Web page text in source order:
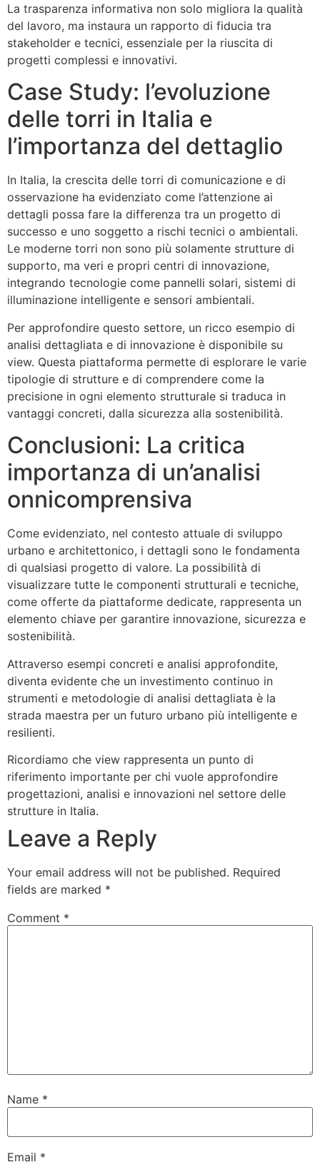
La trasparenza informativa non solo migliora la qualità
del lavoro, ma instaura un rapporto di fiducia tra
stakeholder e tecnici, essenziale per la riuscita di
progetti complessi e innovativi.
Case Study: l’evoluzione
delle torri in Italia e
l’importanza del dettaglio
In Italia, la crescita delle torri di comunicazione e di
osservazione ha evidenziato come l’attenzione ai
dettagli possa fare la differenza tra un progetto di
successo e uno soggetto a rischi tecnici o ambientali.
Le moderne torri non sono più solamente strutture di
supporto, ma veri e propri centri di innovazione,
integrando tecnologie come pannelli solari, sistemi di
illuminazione intelligente e sensori ambientali.
Per approfondire questo settore, un ricco esempio di
analisi dettagliata e di innovazione è disponibile su
view. Questa piattaforma permette di esplorare le varie
tipologie di strutture e di comprendere come la
precisione in ogni elemento strutturale si traduca in
vantaggi concreti, dalla sicurezza alla sostenibilità.
Conclusioni: La critica
importanza di un’analisi
onnicomprensiva
Come evidenziato, nel contesto attuale di sviluppo
urbano e architettonico, i dettagli sono le fondamenta
di qualsiasi progetto di valore. La possibilità di
visualizzare tutte le componenti strutturali e tecniche,
come offerte da piattaforme dedicate, rappresenta un
elemento chiave per garantire innovazione, sicurezza e
sostenibilità.
Attraverso esempi concreti e analisi approfondite,
diventa evidente che un investimento continuo in
strumenti e metodologie di analisi dettagliata è la
strada maestra per un futuro urbano più intelligente e
resilienti.
Ricordiamo che view rappresenta un punto di
riferimento importante per chi vuole approfondire
progettazioni, analisi e innovazioni nel settore delle
strutture in Italia.
Leave a Reply
Your email address will not be published. Required
fields are marked *
Comment *
Name *
Email *